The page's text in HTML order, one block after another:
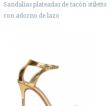
Sandalias plateadas de tacón stiletto
con adorno de lazo